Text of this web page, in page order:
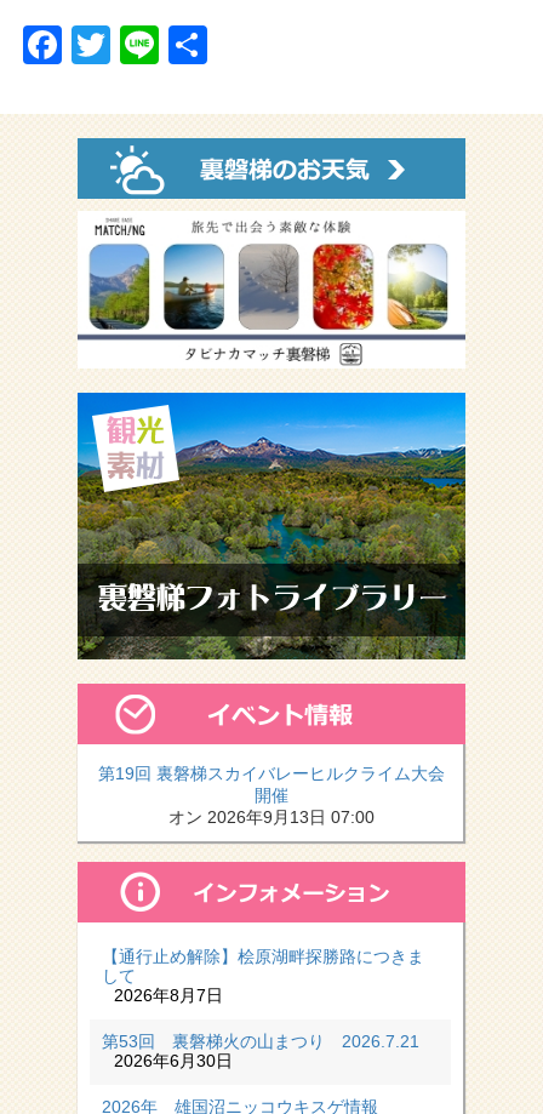
F
c
e
b
o
o
k
T
tt
er
Li
e
第19回 裏磐梯スカイバレーヒルクライム大会
開催
オン 2026年9月13日 07:00
【通行止め解除】桧原湖畔探勝路につきま
して
2026年8月7日
第53回 裏磐梯火の山まつり 2026.7.21
2026年6月30日
2026年 雄国沼ニッコウキスゲ情報